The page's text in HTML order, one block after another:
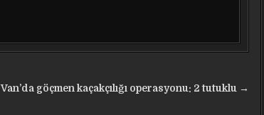
Van’da göçmen kaçakçılığı operasyonu: 2 tutuklu →